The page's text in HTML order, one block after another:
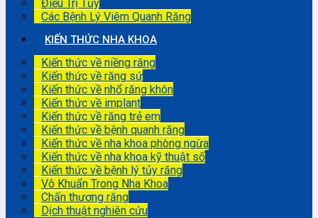
Điều Trị Tủy
Các Bệnh Lý Viêm Quanh Răng
KIẾN THỨC NHA KHOA
Kiến thức về niềng răng
Kiến thức về răng sứ
Kiến thức về nhổ răng khôn
Kiến thức về implant
Kiến thức về răng trẻ em
Kiến thức về bệnh quanh răng
Kiến thức về nha khoa phòng ngừa
Kiến thức về nha khoa kỹ thuật số
Kiến thức về bệnh lý tủy răng
Vô Khuẩn Trong Nha Khoa
Chấn thương răng
Dịch thuật nghiên cứu